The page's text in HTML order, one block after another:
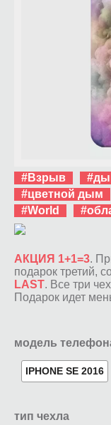
#Взрыв
#цветной дым
#World
АКЦИЯ 1+1=3.
подарок третий,
LAST. Все три
Подарок идет
модель
IPHONE SE 2016
тип чехла